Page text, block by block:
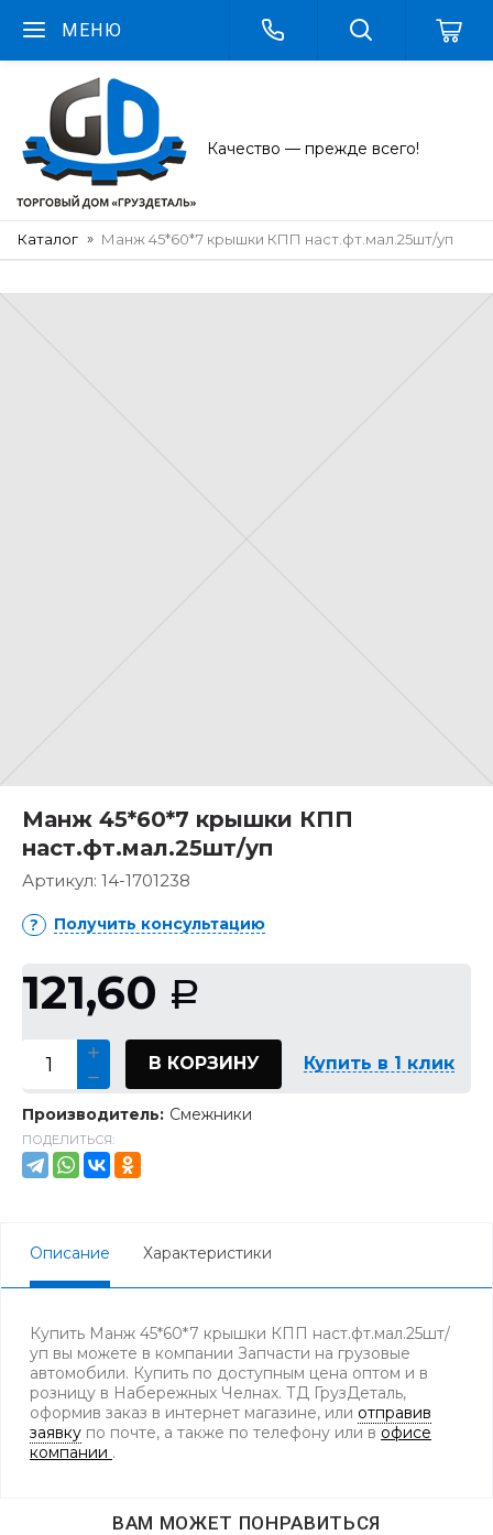
МЕНЮ
Качество — прежде всего!
Каталог Манж 45*60*7 крышки КПП наст.фт.мал.25шт/уп
Манж 45*60*7 крышки КПП
наст.фт.мал.25шт/уп
Артикул: 14-1701238
Получить консультацию
121,60 Р
В КОРЗИНУ Купить в 1 клик
Производитель: Смежники
ПОДЕЛИТЬСЯ:
Описание Характеристики
Купить Манж 45*60*7 крышки КПП наст.фт.мал.25шт/
уп вы можете в компании Запчасти на грузовые
автомобили. Купить по доступным цена оптом и в
розницу в Набережных Челнах. ТД ГрузДеталь,
оформив заказ в интернет магазине, или отправив
заявку по почте, а также по телефону или в офисе
компании .
ВАМ МОЖЕТ ПОНРАВИТЬСЯ